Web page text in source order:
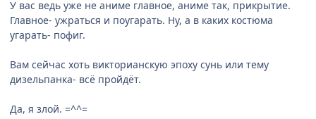
У вас ведь уже не аниме главное, аниме так, прикрытие.
Главное- ужраться и поугарать. Ну, а в каких костюма
угарать- пофиг.
Вам сейчас хоть викторианскую эпоху сунь или тему
дизельпанка- всё пройдёт.
Да, я злой. =^^=